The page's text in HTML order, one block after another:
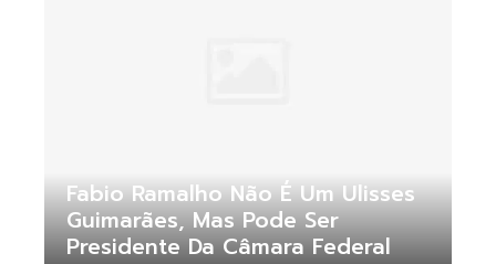
Fabio Ramalho Não É Um Ulisses
Guimarães, Mas Pode Ser
Presidente Da Câmara Federal